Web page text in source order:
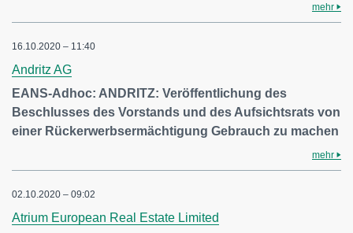
mehr
16.10.2020 – 11:40
Andritz AG
EANS-Adhoc: ANDRITZ: Veröffentlichung des
Beschlusses des Vorstands und des Aufsichtsrats von
einer Rückerwerbsermächtigung Gebrauch zu machen
mehr
02.10.2020 – 09:02
Atrium European Real Estate Limited